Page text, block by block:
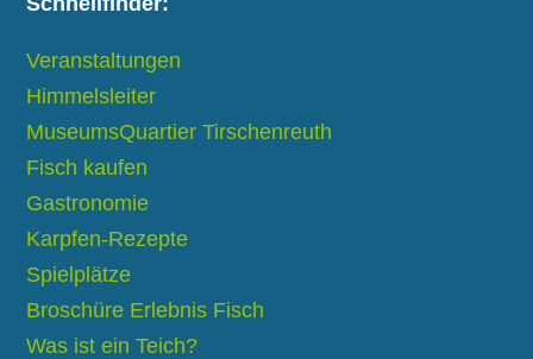
Veranstaltungen
Himmelsleiter
MuseumsQuartier Tirschenreuth
Fisch kaufen
Gastronomie
Karpfen-Rezepte
Spielplätze
Broschüre Erlebnis Fisch
Was ist ein Teich?